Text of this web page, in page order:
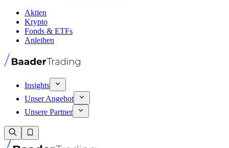
Aktien
Krypto
Fonds & ETFs
Anleihen
Insights
Unser Angebot
Unsere Partner